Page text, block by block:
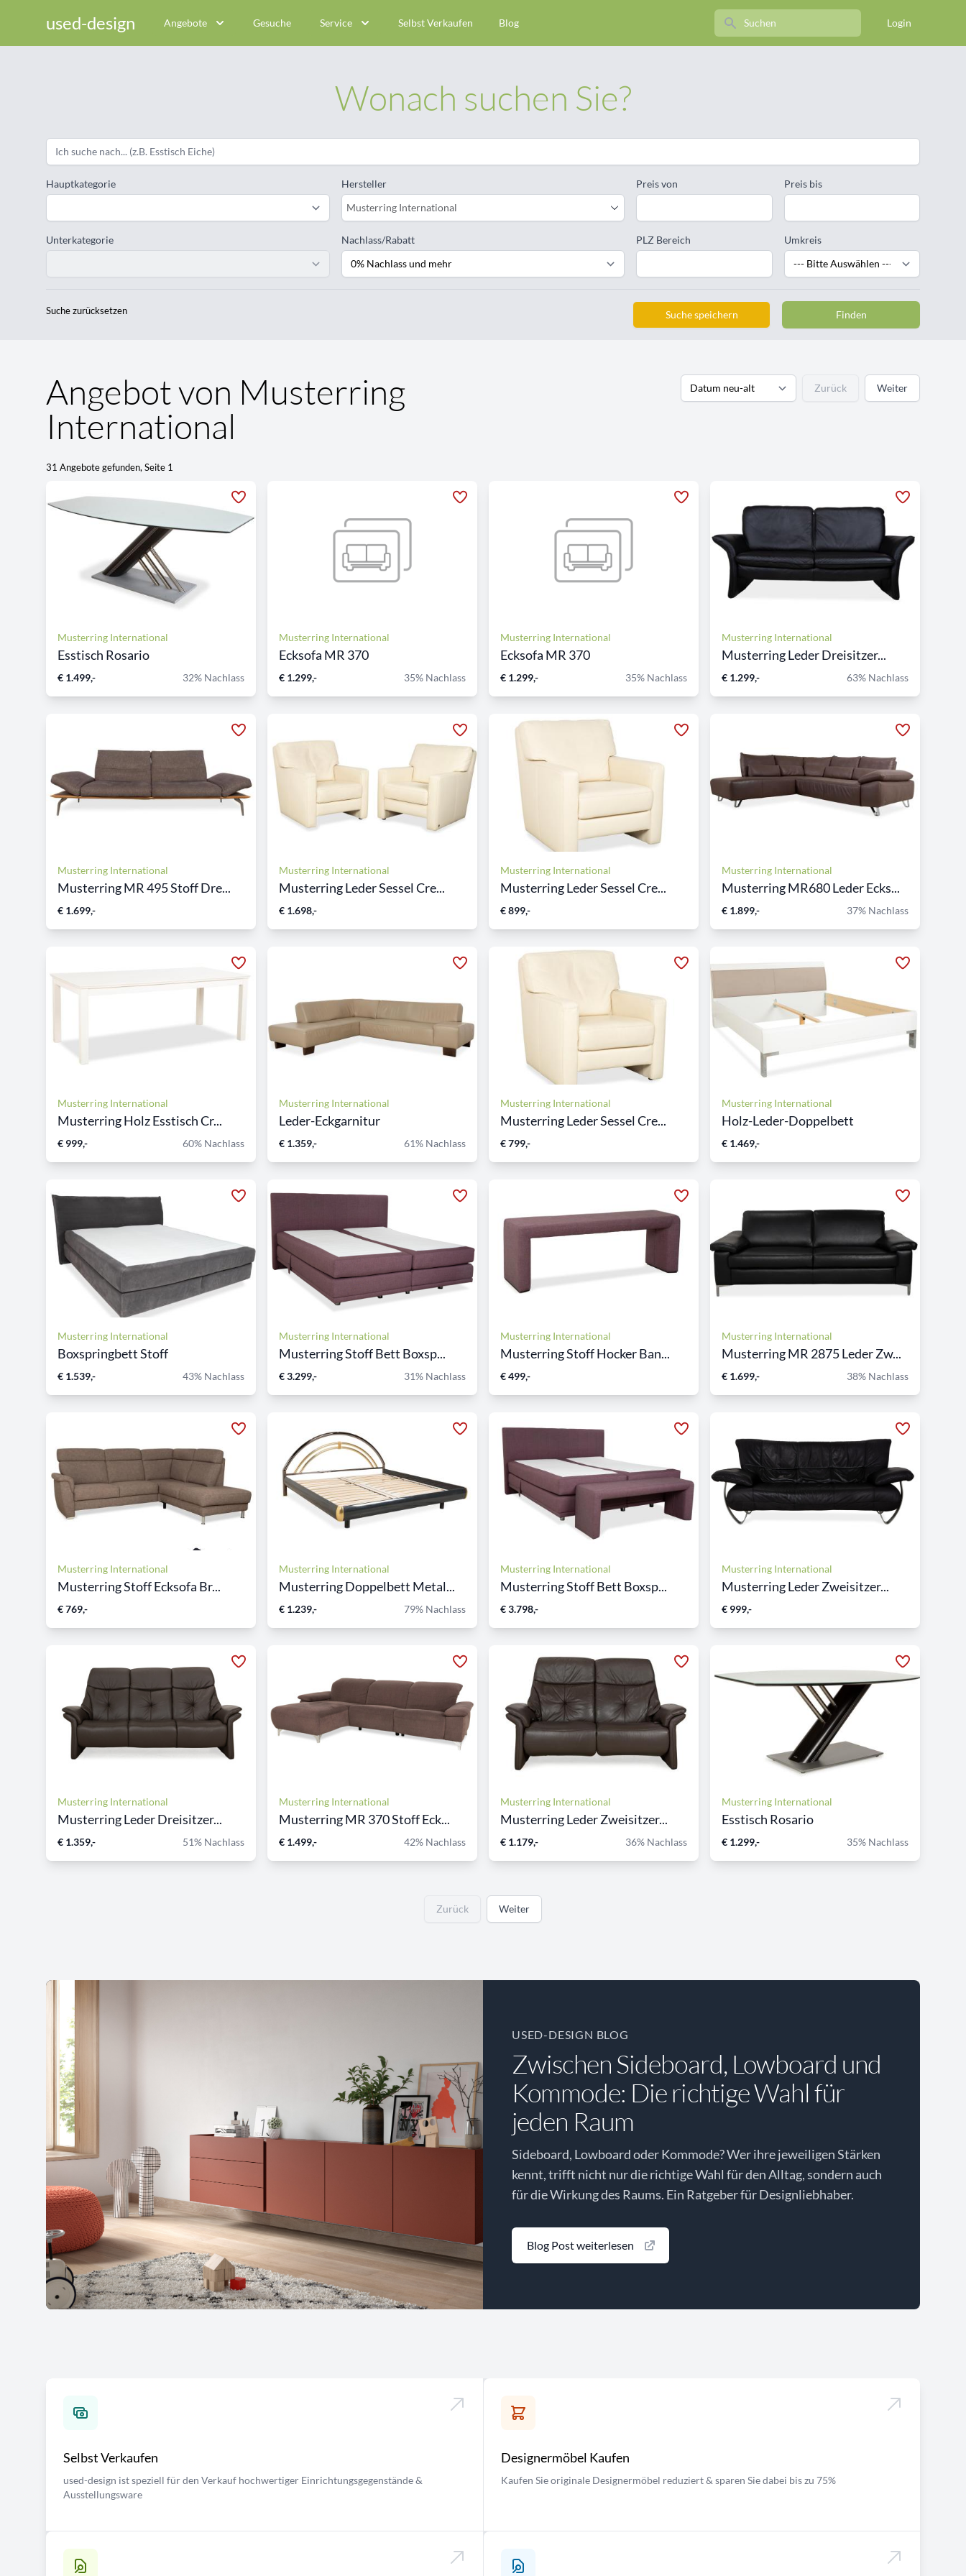
used-design Angebote Gesuche Service Selbst Verkaufen Blog Search Login
Wonach suchen Sie?
Hauptkategorie
Unterkategorie
Hersteller
Musterring International
Nachlass/Rabatt
Preis von Preis bis
PLZ Bereich Umkreis
Suche zurücksetzen Suche speichern Finden
Angebot von Musterring
International
31 Angebote gefunden, Seite 1
Zurück Weiter
Musterring International
Esstisch Rosario
€ 1.499,- 32% Nachlass
Musterring International
Ecksofa MR 370
€ 1.299,- 35% Nachlass
Musterring International
Ecksofa MR 370
€ 1.299,- 35% Nachlass
Musterring International
Musterring Leder Dreisitzer...
€ 1.299,- 63% Nachlass
Musterring International
Musterring MR 495 Stoff Dre...
€ 1.699,-
Musterring International
Musterring Leder Sessel Cre...
€ 1.698,-
Musterring International
Musterring Leder Sessel Cre...
€ 899,-
Musterring International
Musterring MR680 Leder Ecks...
€ 1.899,- 37% Nachlass
Musterring International
Musterring Holz Esstisch Cr...
€ 999,- 60% Nachlass
Musterring International
Leder-Eckgarnitur
€ 1.359,- 61% Nachlass
Musterring International
Musterring Leder Sessel Cre...
€ 799,-
Musterring International
Holz-Leder-Doppelbett
€ 1.469,-
Musterring International
Boxspringbett Stoff
€ 1.539,- 43% Nachlass
Musterring International
Musterring Stoff Bett Boxsp...
€ 3.299,- 31% Nachlass
Musterring International
Musterring Stoff Hocker Ban...
€ 499,-
Musterring International
Musterring MR 2875 Leder Zw...
€ 1.699,- 38% Nachlass
Musterring International
Musterring Stoff Ecksofa Br...
€ 769,-
Musterring International
Musterring Doppelbett Metal...
€ 1.239,- 79% Nachlass
Musterring International
Musterring Stoff Bett Boxsp...
€ 3.798,-
Musterring International
Musterring Leder Zweisitzer...
€ 999,-
Musterring International
Musterring Leder Dreisitzer...
€ 1.359,- 51% Nachlass
Musterring International
Musterring MR 370 Stoff Eck...
€ 1.499,- 42% Nachlass
Musterring International
Musterring Leder Zweisitzer...
€ 1.179,- 36% Nachlass
Musterring International
Esstisch Rosario
€ 1.299,- 35% Nachlass
Zurück Weiter
USED-DESIGN BLOG
Zwischen Sideboard, Lowboard und
Kommode: Die richtige Wahl für
jeden Raum
Sideboard, Lowboard oder Kommode? Wer ihre jeweiligen Stärken
kennt, trifft nicht nur die richtige Wahl für den Alltag, sondern auch
für die Wirkung des Raums. Ein Ratgeber für Designliebhaber.
Blog Post weiterlesen
Selbst Verkaufen
used-design ist speziell für den Verkauf hochwertiger Einrichtungsgegenstände &
Ausstellungsware
Designermöbel Kaufen
Kaufen Sie originale Designermöbel reduziert & sparen Sie dabei bis zu 75%